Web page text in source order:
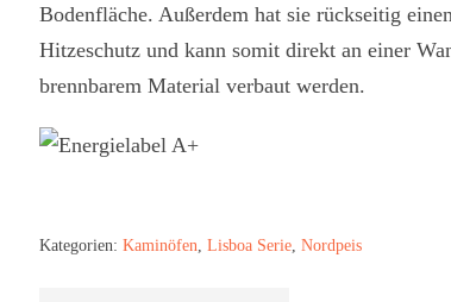
Bodenfläche. Außerdem hat sie rückseitig
Hitzeschutz und kann somit direkt an einer
brennbarem Material verbaut werden.
Kategorien:Kaminöfen ,Lisboa Serie ,Nordpeis